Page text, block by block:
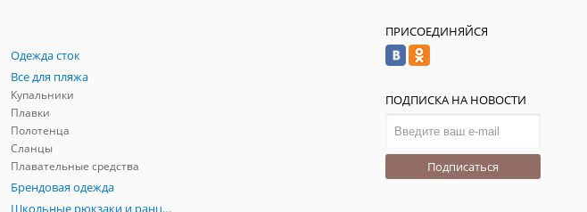
Одежда сток
Все для пляжа
Купальники
Плавки
Полотенца
Сланцы
Плавательные средства
Брендовая одежда
Школьные рюкзаки и ранцы, мешки для обуви
ПРИСОЕДИНЯЙСЯ
ПОДПИСКА НА НОВОСТИ
Подписаться